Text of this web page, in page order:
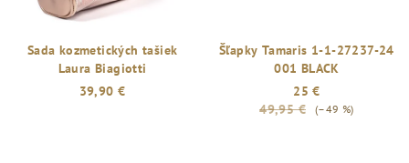
Sada kozmetických tašiek
Laura Biagiotti
39,90 €
Šľapky Tamaris 1-1-27237-24
001 BLACK
25 €
49,95 €
(–49 %)